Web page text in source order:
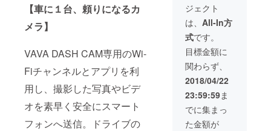
【車に１台、頼りになるカ
メラ】
VAVA DASH CAM専用のWi-
Fiチャンネルとアプリを利
用し、撮影した写真やビデ
オを素早く安全にスマート
フォンへ送信。ドライブの
ジェクト
は、 All-In方
式です。
目標金額に
関わらず、
2018/04/22
23:59:59ま
でに集まっ
た金額が